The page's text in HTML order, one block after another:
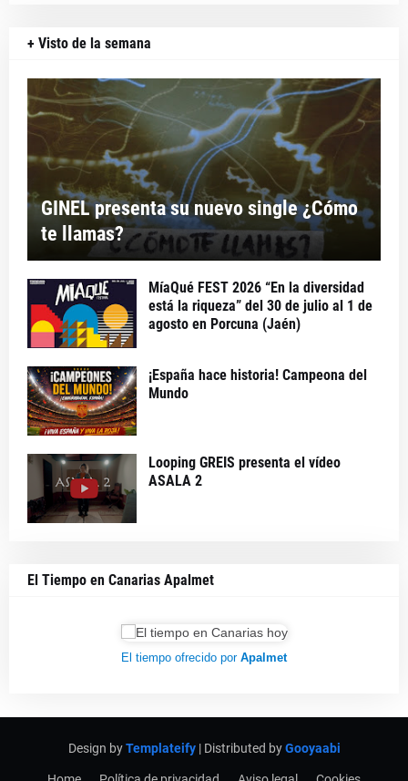
+ Visto de la semana
GINEL presenta su nuevo single ¿Cómo
te llamas?
MíaQué FEST 2026 “En la diversidad
está la riqueza” del 30 de julio al 1 de
agosto en Porcuna (Jaén)
¡España hace historia! Campeona del
Mundo
Looping GREIS presenta el vídeo
ASALA 2
El Tiempo en Canarias Apalmet
El tiempo ofrecido por Apalmet
Design byTemplateify| Distributed byGooyaabi